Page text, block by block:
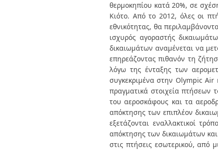
θερμοκηπίου κατά 20%, σε
Κιότο. Από το 2012, όλες οι
εθνικότητας, θα
ισχυρός αγοραστής
δικαιωμάτων αναμένεται να
επηρεάζοντας πιθανόν τη
λόγω της ένταξης των
συγκεκριμένα στην Olympic Air
πραγματικά στοιχεία πτήσεων
του αεροσκάφους και τα
απόκτησης των επιπλέον
εξετάζονται εναλλακτικοί
απόκτησης των δικαιωμάτων
στις πτήσεις εσωτερικού, από